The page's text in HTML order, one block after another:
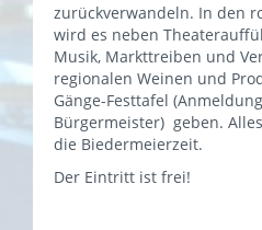
zurückverwandeln. In den
wird es neben
Musik, Markttreiben und
regionalen Weinen und
Gänge-Festtafel
Bürgermeister) geben.
die Biedermeierzeit.
Der Eintritt ist frei!